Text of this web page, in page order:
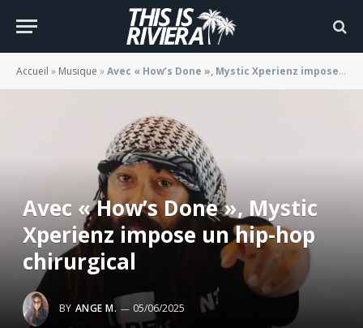
Accueil » Musique »Avec « How’s Done », Mystic Xperienz impose un hip-hop chirurgical
Avec « How’s Done », Mystic
Xperienz impose un hip-hop
chirurgical
BY ANGE M. 05/06/2025